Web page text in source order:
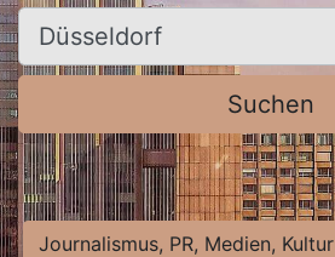
Ort, Stadt
Suchen
Journalismus, PR, Medien, Kultur